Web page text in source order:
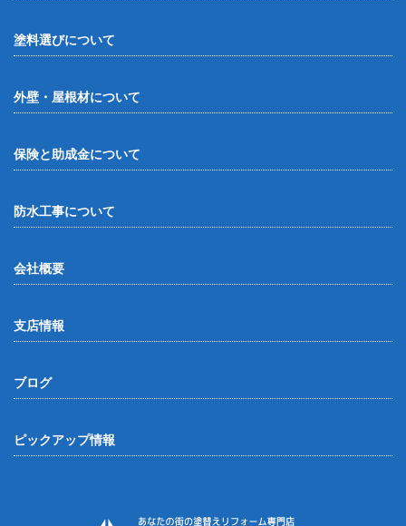
塗料選びについて
外壁・屋根材について
保険と助成金について
防水工事について
会社概要
支店情報
ブログ
ピックアップ情報